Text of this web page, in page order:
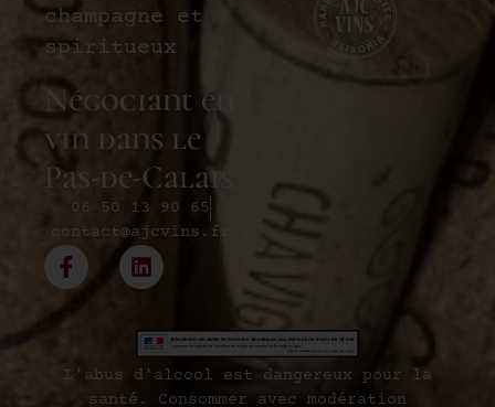
champagne et
spiritueux
Négociant en
vin dans le
Pas-de-Calais
06 50 13 90 65
contact@ajcvins.fr
L'abus d'alcool est dangereux pour la
santé. Consommer avec modération